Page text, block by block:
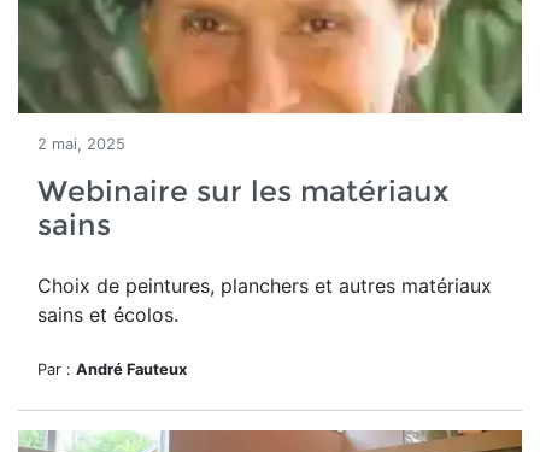
2 mai, 2025
Webinaire sur les matériaux
sains
Choix de peintures, planchers et autres matériaux
sains et écolos.
Par : André Fauteux